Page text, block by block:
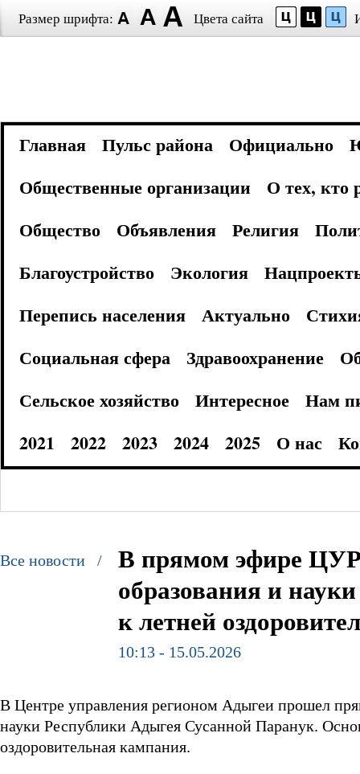
Размер шрифта: Цвета сайта
Главная Пульс района Официально
Общественные организации
О тех, кто
Общество
Объявления Религия
Благоустройство
Экология
Перепись населения
Актуально
Социальная сфера
Здравоохранение
Сельское хозяйство
Интересное
Нам
2021
2022 2023 2024 2025 О нас
Все новости /
В прямом эфире
образования и
к летней
10:13 - 15.05.2026
В Центре управления регионом Адыгеи прошел
науки Республики Адыгея Сусанной Паранук.
оздоровительная кампания.